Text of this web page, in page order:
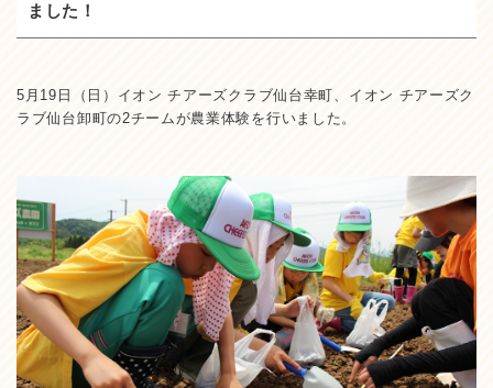
ました！
5月19日（日）イオン チアーズクラブ仙台幸町、イオン チアーズク
ラブ仙台卸町の2チームが農業体験を行いました。